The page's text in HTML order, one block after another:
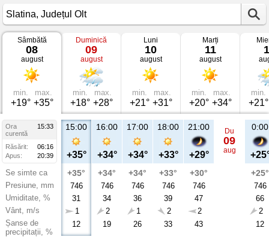
Vremea
Slatina
Județul
Sâmbătă
08
august
min.
+19°
max.
+35°
Duminică
09
august
min.
+18°
max.
+28°
Luni
10
august
min.
+21°
max.
+31°
Marți
11
august
min.
+20°
max.
+34°
min.
+21°
Ora
15:33
curentă
Răsărit:
06:16
Apus:
20:39
Se simte ca
Presiune, mm
Umiditate, %
Vânt, m/s
Șanse de
precipitații, %
15:00
+35°
+35°
746
31
1
12
16:00
+34°
+34°
746
34
2
19
17:00
+34°
+34°
746
36
1
26
18:00
+33°
+33°
746
39
2
33
21:00
+29°
+30°
746
47
2
43
Du
09
aug
0:00
+25°
746
66
2
12